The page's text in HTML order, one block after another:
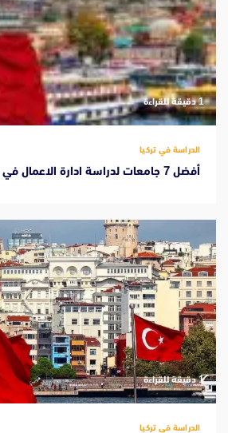
‫1 دقيقة للقراءة
الدراسة في تركيا
أفضل 7 جامعات لدراسة ادارة الاعمال في تركيا
‫1 دقيقة للقراءة
الدراسة في تركيا